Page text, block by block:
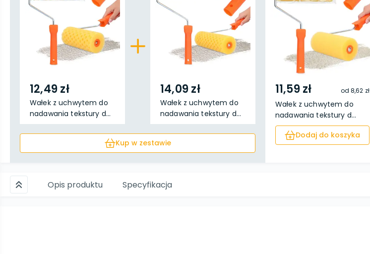
12,49 zł
Wałek z uchwytem do
nadawania tekstury d...
14,09 zł
Wałek z uchwytem do
nadawania tekstury d...
Kup w zestawie
11,59 zł od8,62 zł
Wałek z uchwytem do
nadawania tekstury d...
Dodaj do koszyka
Opis produktu Specyfikacja